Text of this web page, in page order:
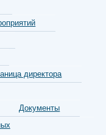
директора
Документы